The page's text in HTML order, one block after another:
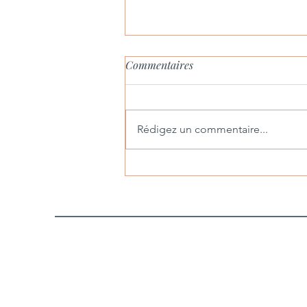
Commentaires
Rédigez un commentaire...